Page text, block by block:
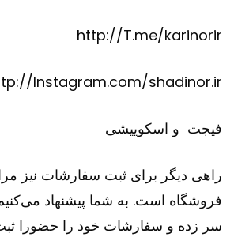
http://T.me/karinorir
Instagram.com/shadinor.ir
فیجت و اسکوییشی
راهی دیگر برای ثبت سفارشات نیز
فروشگاه است. به شما پیشنهاد
سر زده و سفارشات خود را حضورا ثبت